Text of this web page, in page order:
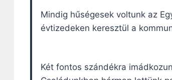
Mindig hűségesek voltunk az
évtizedeken keresztül a
Két fontos szándékra